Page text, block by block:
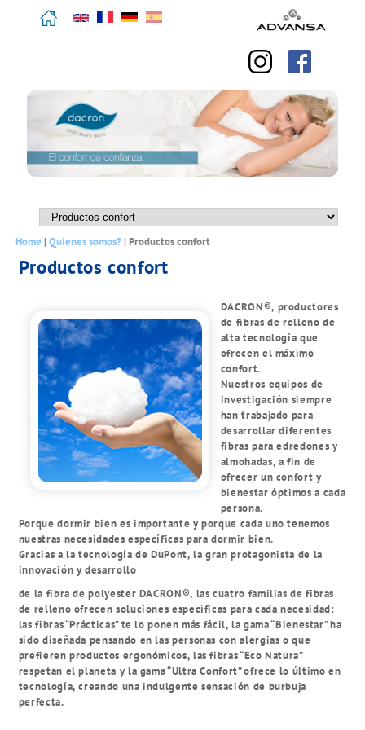
Pasar
i
n
m
Se
encuentra
usted
Home |Quienes somos?|Productos confort
Productos confort
DACRON®, productores
de fibras de relleno de
alta tecnología que
ofrecen el máximo
confort.
Nuestros equipos de
investigación siempre
han trabajado para
desarrollar diferentes
fibras para edredones y
almohadas, a fin de
ofrecer un confort y
bienestar óptimos a cada
persona.
Porque dormir bien es importante y porque cada uno tenemos
nuestras necesidades específicas para dormir bien.
Gracias a la tecnología de DuPont, la gran protagonista de la
innovación y desarrollo
de la fibra de polyester DACRON®, las cuatro familias de fibras
de relleno ofrecen soluciones específicas para cada necesidad:
las fibras “Prácticas” te lo ponen más fácil, la gama “Bienestar” ha
sido diseñada pensando en las personas con alergias o que
prefieren productos ergonómicos, las fibras “Eco Natura”
respetan el planeta y la gama “Ultra Confort” ofrece lo último en
tecnología, creando una indulgente sensación de burbuja
perfecta.